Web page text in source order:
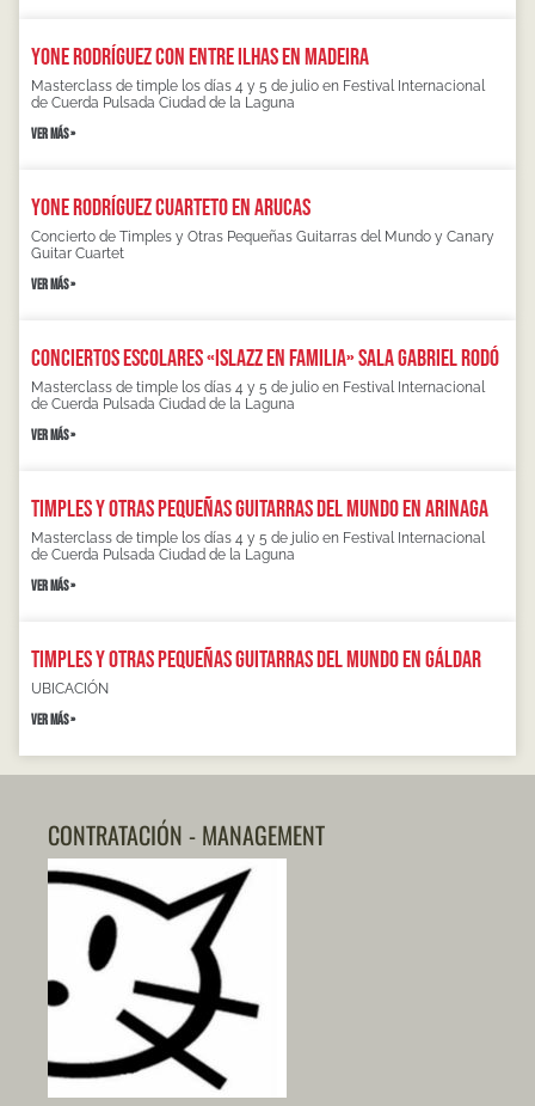
Yone Rodríguez con Entre Ilhas en Madeira
Masterclass de timple los días 4 y 5 de julio en Festival Internacional
de Cuerda Pulsada Ciudad de la Laguna
VER MÁS »
Yone Rodríguez Cuarteto en Arucas
Concierto de Timples y Otras Pequeñas Guitarras del Mundo y Canary
Guitar Cuartet
VER MÁS »
Conciertos escolares «Islazz en familia» Sala Gabriel Rodó
Masterclass de timple los días 4 y 5 de julio en Festival Internacional
de Cuerda Pulsada Ciudad de la Laguna
VER MÁS »
Timples y otras pequeñas guitarras del mundo en Arinaga
Masterclass de timple los días 4 y 5 de julio en Festival Internacional
de Cuerda Pulsada Ciudad de la Laguna
VER MÁS »
Timples y otras pequeñas guitarras del mundo en Gáldar
UBICACIÓN
VER MÁS »
CONTRATACIÓN - MANAGEMENT